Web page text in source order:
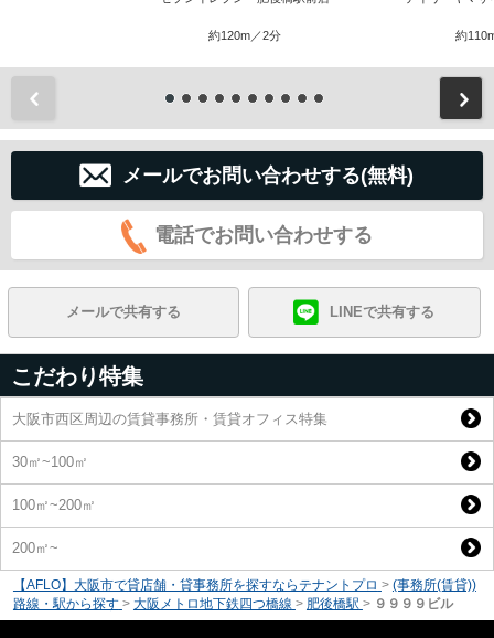
約120m／2分 約
メールでお問い合わせする(無料)
電話でお問い合わせする
メールで共有する LINEで共有する
こだわり特集
大阪市西区周辺の賃貸事務所・賃貸オフィス特集
30㎡~100㎡
100㎡~200㎡
200㎡~
【AFLO】大阪市で貸店舗・貸事務所を探すならテナントプロ > (事務所(賃貸))
路線・駅から探す > 大阪メトロ地下鉄四つ橋線 > 肥後橋駅 > ９９９９ビル